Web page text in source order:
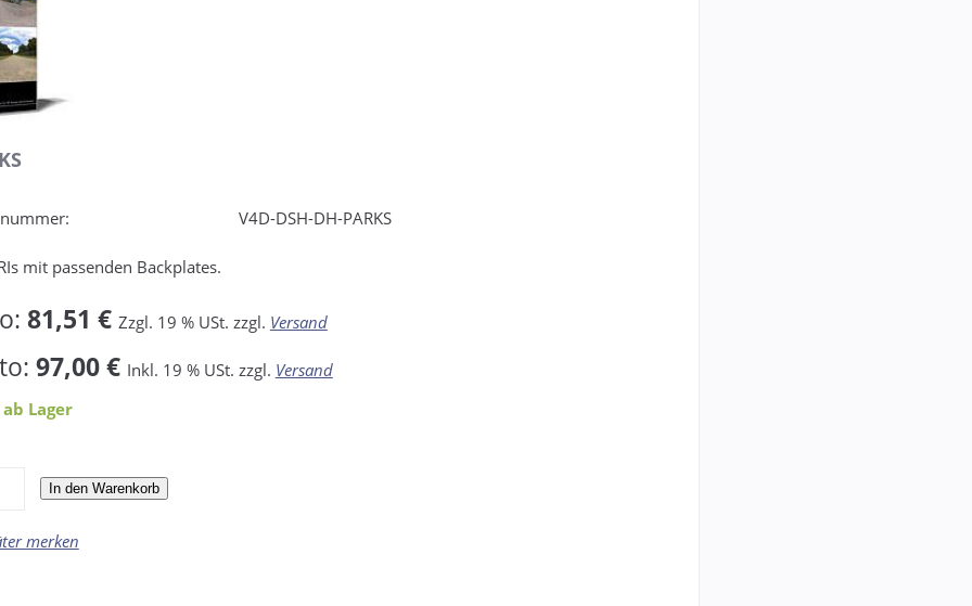
V4D-DSH-DH-PARKS
mit passenden Backplates.
81,51 € Zzgl. 19 % USt. zzgl. Versand
97,00 € Inkl. 19 % USt. zzgl. Versand
Lager
In den Warenkorb
merken